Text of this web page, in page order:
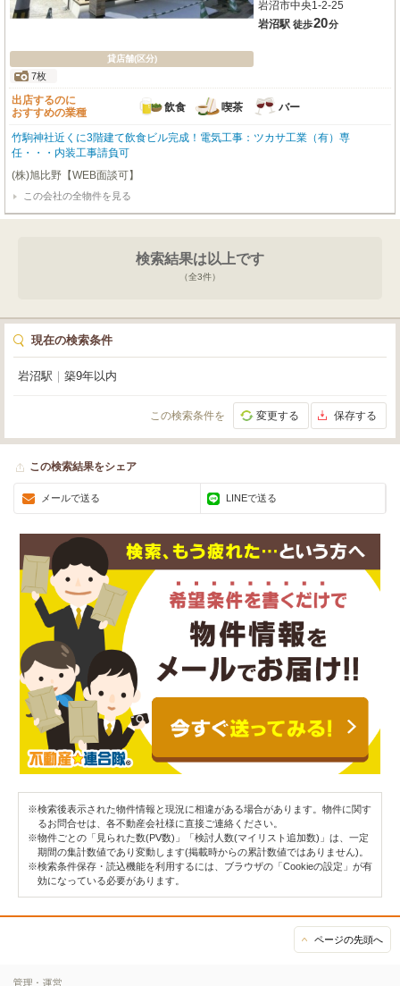
貸店舗(区分)
7枚
岩沼市中央1-2-25
岩沼駅 徒歩20分
出店するのに
おすすめの業種
飲食 喫茶 バー
竹駒神社近くに3階建て飲食ビル完成！電気工事：ツカサ工業（有）専
任・・・内装工事請負可
(株)旭比野【WEB面談可】
この会社の全物件を見る
検索結果は以上です
（全3件）
現在の検索条件
岩沼駅 築9年以内
この検索条件を 変更する 保存する
この検索結果をシェア
メールで送る LINEで送る
※検索後表示された物件情報と現況に相違がある場合があります。物件に関す
るお問合せは、各不動産会社様に直接ご連絡ください。
※物件ごとの「見られた数(PV数)」「検討人数(マイリスト追加数)」は、一定
期間の集計数値であり変動します(掲載時からの累計数値ではありません)。
※検索条件保存・読込機能を利用するには、ブラウザの「Cookieの設定」が有
効になっている必要があります。
ページの先頭へ